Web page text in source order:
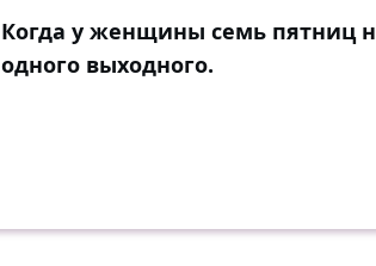
Когда у женщины семь пятниц
одного выходного.